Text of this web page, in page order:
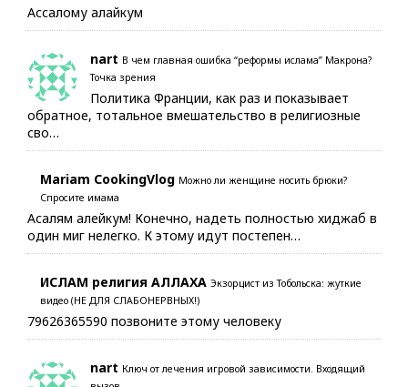
Ассалому алайкум
nart В чем главная ошибка “реформы ислама” Макрона?
Точка зрения
Политика Франции, как раз и показывает
обратное, тотальное вмешательство в религиозные
сво…
Mariam CookingVlog Можно ли женщине носить брюки?
Спросите имама
Асалям алейкум! Конечно, надеть полностью хиджаб в
один миг нелегко. К этому идут постепен…
ИСЛАМ религия АЛЛАХА Экзорцист из Тобольска: жуткие
видео (НЕ ДЛЯ СЛАБОНЕРВНЫХ!)
79626365590 позвоните этому человеку
nart Ключ от лечения игровой зависимости. Входящий